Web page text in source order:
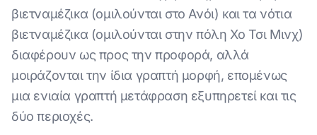
βιετναμέζικα (ομιλούνται στο Ανόι) και τα νότια
βιετναμέζικα (ομιλούνται στην πόλη Χο Τσι Μινχ)
διαφέρουν ως προς την προφορά, αλλά
μοιράζονται την ίδια γραπτή μορφή, επομένως
μια ενιαία γραπτή μετάφραση εξυπηρετεί και τις
δύο περιοχές.